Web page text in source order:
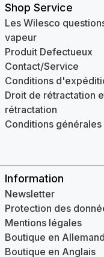
Shop Service
Les Wilesco
vapeur
Produit Defectueux
Contact/Service
Conditions
Droit de rétractation
rétractation
Conditions
Information
Newsletter
Protection des
Mentions légales
Boutique en Allemand
Boutique en Anglais